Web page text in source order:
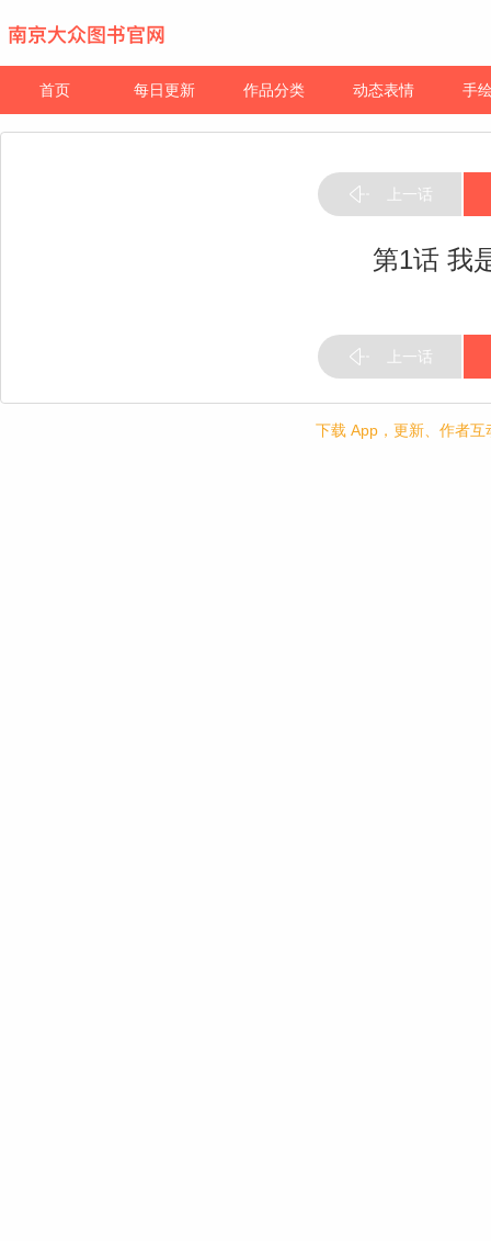
首页 每日更新 作品分类 动态表情 手
上一话
第1话 我
上一话
下载 App，更新、作者